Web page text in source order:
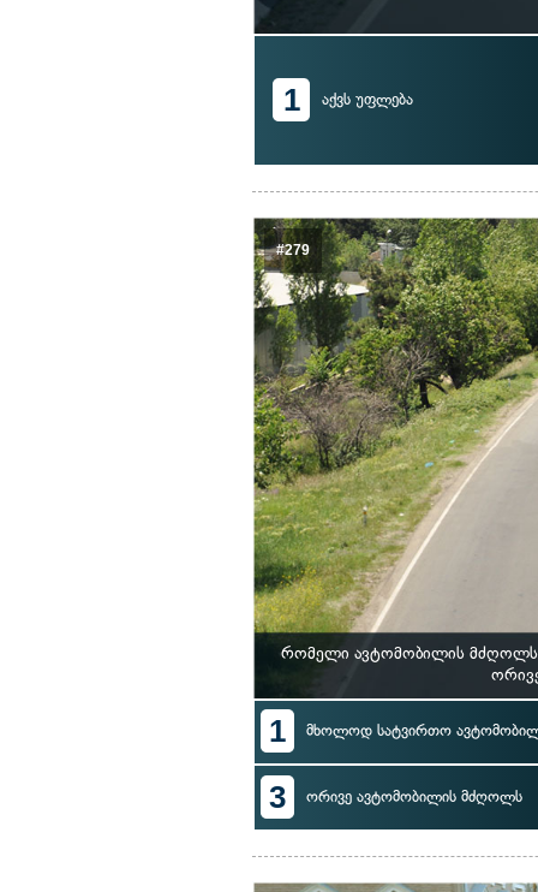
1 აქვს უფლება
#279
რომელი ავტომობილის მძღოლს
1 მხოლოდ სატვირთო
3 ორივე ავტომობილის მძღოლს